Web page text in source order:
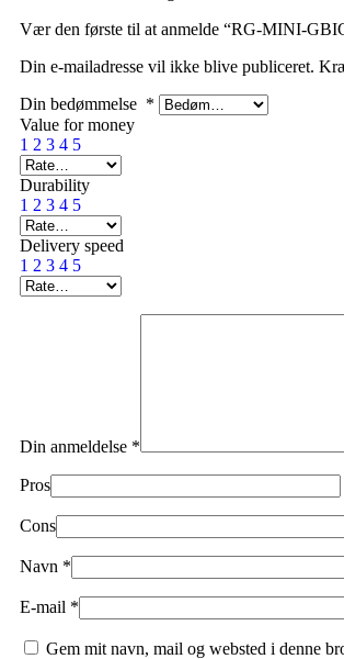
Vær den første til at anmelde “RG-MINI-
Din e-mailadresse vil ikke blive publiceret.
Din bedømmelse *
Value for money
1 2 3 4 5
Durability
1 2 3 4 5
Delivery speed
1 2 3 4 5
Din anmeldelse *
Pros
Cons
Navn *
E-mail *
Gem mit navn, mail og websted i denne